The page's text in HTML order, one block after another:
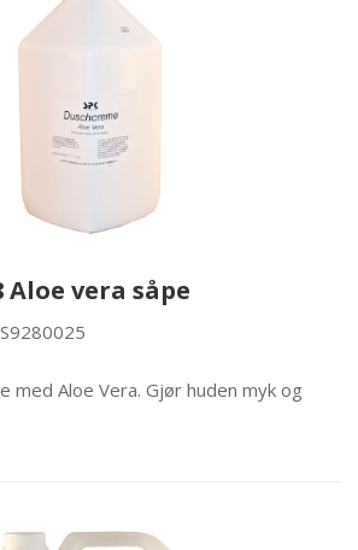
Aloe vera såpe
med Aloe Vera. Gjør huden myk og